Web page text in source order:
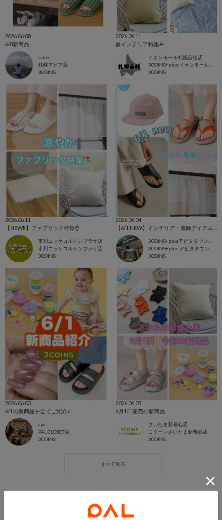
2026.06.08
6/8新商品
kuro
札幌アピア店
3COINS
2026.06.11
夏インテリア特集⛵️
イオンモール札幌苗穂店
3COINS
2026.06.11
【NEW‼️】ファブリック特集☝️
市川ニッケコルトンプラザ店
市川ニッケコルトンプラザ店
3COINS
2026.06.04
3COINS
2026.06.03
6/1の新商品を全てご紹介♪
aya
PAL CLOSET店
3COINS
2026.06.03
6月1日発売の新商品
さいたま新都心店
コクーンさいたま新都心店
3COINS